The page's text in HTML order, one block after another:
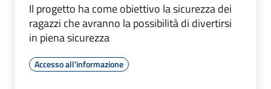
Il progetto ha come obiettivo la sicurezza dei
ragazzi che avranno la possibilità di divertirsi
in piena sicurezza
Accesso all'informazione